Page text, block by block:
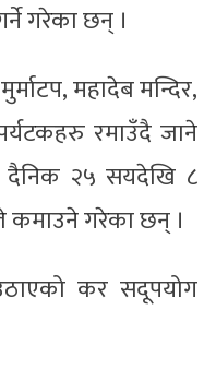
गरेका छन् ।
महादेब मन्दिर,
रमाउँदै जाने
२५ सयदेखि ८
कमाउने गरेका छन् ।
कर सदूपयोग